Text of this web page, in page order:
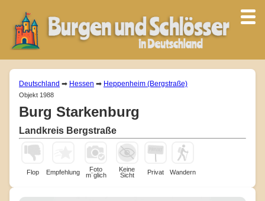
Deutschland ➡ Hessen ➡ Heppenheim (Bergstraße)
Objekt 1988
Burg Starkenburg
Landkreis Bergstraße
Flop Empfehlung
Foto
m¨glich
Keine
Sicht
Privat Wandern